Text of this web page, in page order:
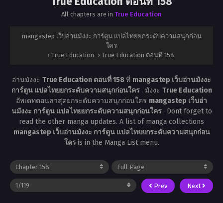
All chapters are in True Education
mangastep เว็บอ่านมังงะ การ์ตูน แปลไทยยกระดับความสนุกก่อน
ใคร
› True Education › True Education ตอนที่ 158
อ่านมังงะ True Education ตอนที่ 158ที่ mangastep เว็บอ่านมังงะ
การ์ตูน แปลไทยยกระดับความสนุกก่อนใคร . มังงะ True Education
อัพเดทตอนล่าสุดยกระดับความสนุกก่อนใคร mangastep เว็บอ่า
นมังงะ การ์ตูน แปลไทยยกระดับความสนุกก่อนใคร . Dont forget to
read the other manga updates. A list of manga collections
mangastep เว็บอ่านมังงะ การ์ตูน แปลไทยยกระดับความสนุกก่อน
ใครis in the Manga List menu.
Prev Next